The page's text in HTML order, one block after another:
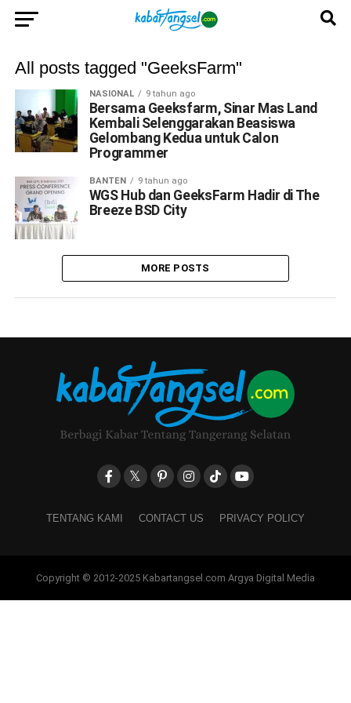
All posts tagged "GeeksFarm"
NASIONAL 9 tahun ago
Bersama Geeksfarm, Sinar Mas Land
Kembali Selenggarakan Beasiswa
Gelombang Kedua untuk Calon
Programmer
BANTEN 9 tahun ago
WGS Hub dan GeeksFarm Hadir di The
Breeze BSD City
MORE POSTS
TENTANG KAMI CONTACT US PRIVACY POLICY
Copyright © 2012-2025 Kabartangsel.com Argya Digital Media